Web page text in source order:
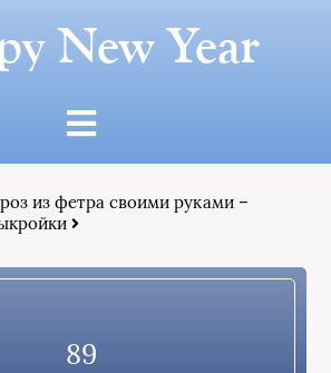
New Year
из фетра своими руками –
89